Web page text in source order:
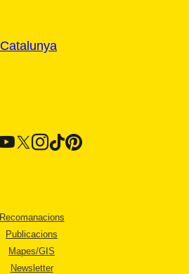
Recomanacions
Publicacions
Mapes/GIS
Newsletter